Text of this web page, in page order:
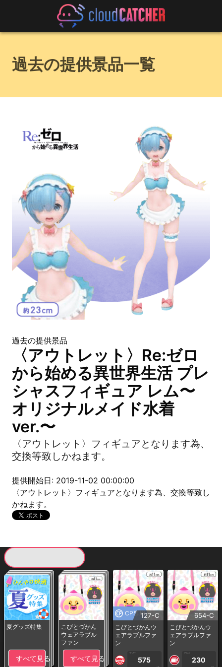
過去の提供景品一覧
過去の提供景品
〈アウトレット〉Re:ゼロ
から始める異世界生活 プレ
シャスフィギュア レム〜
オリジナルメイド水着
ver.〜
〈アウトレット〉フィギュアとなります為、
交換等致しかねます。
提供開始日: 2019-11-02 00:00:00
〈アウトレット〉フィギュアとなります為、交換等致し
かねます。
夏グッズ特集
すべて見る
こびとづかん
ウェアラブル
ファン
すべて見る
CP専用127-C
こびとづかんウ
ェアラブルファ
ン
1PLAY
575
654-C
こびとづかんウ
ェアラブルファ
ン
1PLAY
230